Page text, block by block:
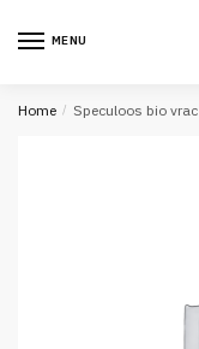
MENU
Home / Speculoos bio vrac